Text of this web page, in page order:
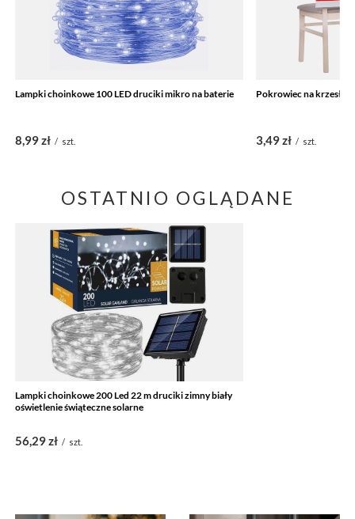
Lampki choinkowe 100 LED druciki mikro na baterie
8,99 zł / szt.
Pokrowiec na krzesło,
3,49 zł / szt.
OSTATNIO OGLĄDANE
Lampki choinkowe 200 Led 22 m druciki zimny biały
oświetlenie świąteczne solarne
56,29 zł / szt.